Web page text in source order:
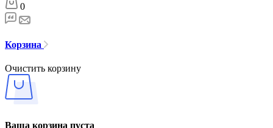
0
Корзина
Очистить корзину
Ваша корзина пуста